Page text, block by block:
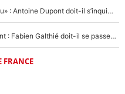
«Le XV de France est meilleur avec Lucu» : Antoine Dupont doit-il s’inquiéter pour sa place ?
Le XV de France a trouvé son remplaçant : Fabien Galthié doit-il se passer d'Antoine Dupont ?
FRANCE